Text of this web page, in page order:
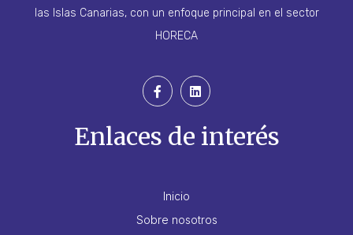
las Islas Canarias, con un enfoque principal en el sector
HORECA
Enlaces de interés
Inicio
Sobre nosotros